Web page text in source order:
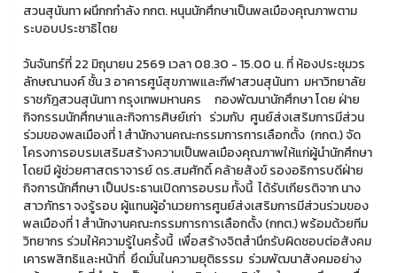
สวนสุนันทา ผนึกกกำลัง กกต. หนุนนักศึกษาเป็นพลเมืองคุณภาพตาม
ระบอบประชาธิไตย
วันจันทร์ที่ 22 มิถุนายน 2569 เวลา 08.30 - 15.00 น. ที่ ห้องประชุมวร
ลักษณานงค์ ชั้น 3 อาคารศูน์สุขภาพและกีฬาสวนสุนันทา มหาวิทยาลัย
ราชภัฎสวนสุนันทา กรุงเทพมหานคร กองพัฒนานักศึกษา โดย ฝ่าย
กิจกรรมนักศึกษาและกิจการศิษย์เก่า ร่วมกับ ศูนย์ส่งเสริมการมีส่วน
ร่วมของพลเมืองที่ 1 สำนักงานคณะกรรมการการเลือกตั้ง (กกต.) จัด
โครงการอบรมเสริมสร้างความเป็นพลเมืองคุณภาพให้แก่ผู้นำนักศึกษา
โดยมี ผู้ช่วยศาสตราจารย์ ดร.สมศักดิ์ คล้ายสังข์ รองอธิการบดีฝ่าย
กิจการนักศึกษา เป็นประธานเปิดการอบรม ทั้งนี้ ได้รับเกียรติจาก นาง
สาวภัทรา จงรู้รอบ ผู้แทนผู้อำนวยการศูนย์ส่งเสริมการมีส่วนร่วมของ
พลเมืองที่ 1 สำนักงานคณะกรรมการการเลือกตั้ง (กกต.) พร้อมด้วยทีม
วิทยากร ร่วมให้ความรู้ในครั้งนี้ เพื่อสร้างจิตสำนึกรับผิดชอบต่อสังคม
เคารพสิทธิและหน้าที่ ยึดมั่นในความยุติธรรม ร่วมพัฒนาสังคมอย่าง